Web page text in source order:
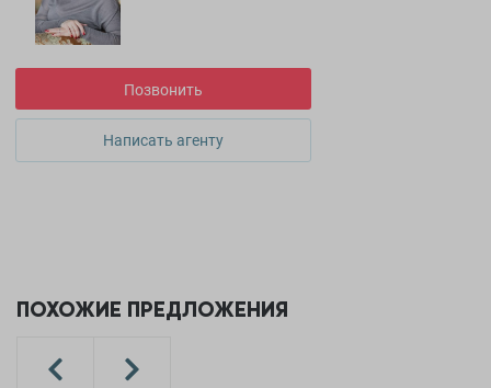
Позвонить
Написать агенту
ПОХОЖИЕ ПРЕДЛОЖЕНИЯ